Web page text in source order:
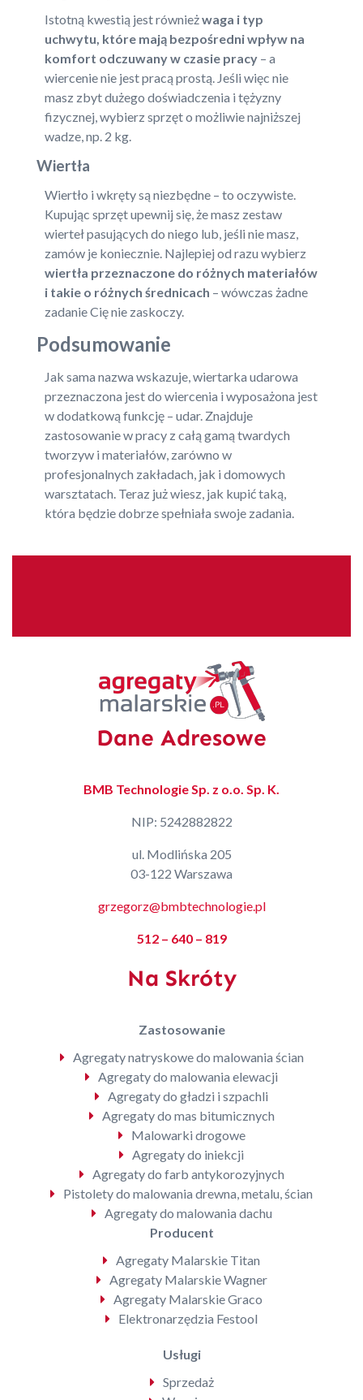
Istotną kwestią jest równieżwaga i typ
uchwytu, które mają bezpośredni wpływ na
komfort odczuwany w czasie pracy – a
wiercenie nie jest pracą prostą. Jeśli więc nie
masz zbyt dużego doświadczenia i tężyzny
fizycznej, wybierz sprzęt o możliwie najniższej
wadze, np. 2 kg.
Wiertła
Wiertło i wkręty są niezbędne – to oczywiste.
Kupując sprzęt upewnij się, że masz zestaw
wierteł pasujących do niego lub, jeśli nie masz,
zamów je koniecznie. Najlepiej od razu wybierz
wiertła przeznaczone do różnych materiałów
i takie o różnych średnicach – wówczas żadne
zadanie Cię nie zaskoczy.
Podsumowanie
Jak sama nazwa wskazuje, wiertarka udarowa
przeznaczona jest do wiercenia i wyposażona jest
w dodatkową funkcję – udar. Znajduje
zastosowanie w pracy z całą gamą twardych
tworzyw i materiałów, zarówno w
profesjonalnych zakładach, jak i domowych
warsztatach. Teraz już wiesz, jak kupić taką,
która będzie dobrze spełniała swoje zadania.
Dane Adresowe
BMB Technologie Sp. z o.o. Sp. K.
NIP: 5242882822
ul. Modlińska 205
03-122 Warszawa
grzegorz@bmbtechnologie.pl
512 – 640 – 819
Na Skróty
Zastosowanie
Agregaty natryskowe do malowania ścian
Agregaty do malowania elewacji
Agregaty do gładzi i szpachli
Agregaty do mas bitumicznych
Malowarki drogowe
Agregaty do iniekcji
Agregaty do farb antykorozyjnych
Pistolety do malowania drewna, metalu, ścian
Agregaty do malowania dachu
Producent
Agregaty Malarskie Titan
Agregaty Malarskie Wagner
Agregaty Malarskie Graco
Elektronarzędzia Festool
Usługi
Sprzedaż